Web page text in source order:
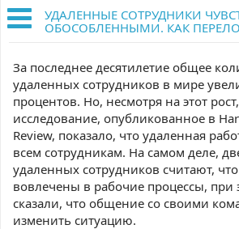
УДАЛЕННЫЕ СОТРУДНИКИ
ОБОСОБЛЕННЫМИ. КАК
За последнее десятилетие общее
удаленных сотрудников в мире
процентов. Но, несмотря на этот
исследование, опубликованное в
Review, показало, что удаленная
всем сотрудникам. На самом деле,
удаленных сотрудников считают,
вовлечены в рабочие процессы, при
сказали, что общение со своими
изменить ситуацию.